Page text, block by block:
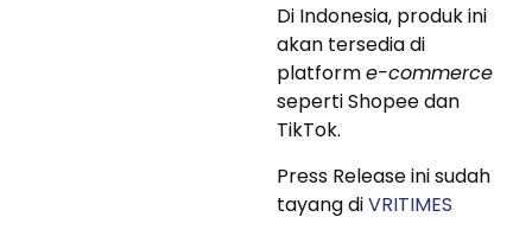
Di Indonesia, produk ini
akan tersedia di
platforme-commerce
seperti Shopee dan
TikTok.
Press Release ini sudah
tayang diVRITIMES